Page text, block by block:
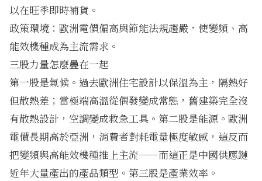
以在旺季即時補貨。
政策環境：歐洲電價偏高與節能法規趨嚴，使變頻、高
能效機種成為主流需求。
三股力量怎麼疊在一起
第一股是氣候。過去歐洲住宅設計以保溫為主，隔熱好
但散熱差；當極端高溫從偶發變成常態，舊建築完全沒
有散熱設計，空調變成救急工具。第二股是能源。歐洲
電價長期高於亞洲，消費者對耗電量極度敏感，這反而
把變頻與高能效機種推上主流——而這正是中國供應鏈
近年大量產出的產品類型。第三股是產業效率。